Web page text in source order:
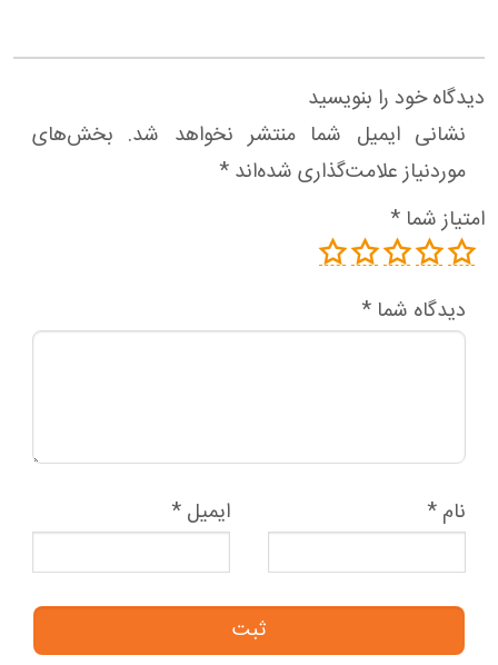
دیدگاه خود را بنویسید
نشانی ایمیل شما منتشر نخواهد شد. بخش‌های
موردنیاز علامت‌گذاری شده‌اند *
امتیاز شما *
دیدگاه شما *
نام * ایمیل *